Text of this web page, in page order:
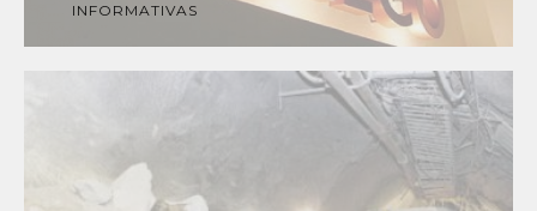
INFORMATIVAS